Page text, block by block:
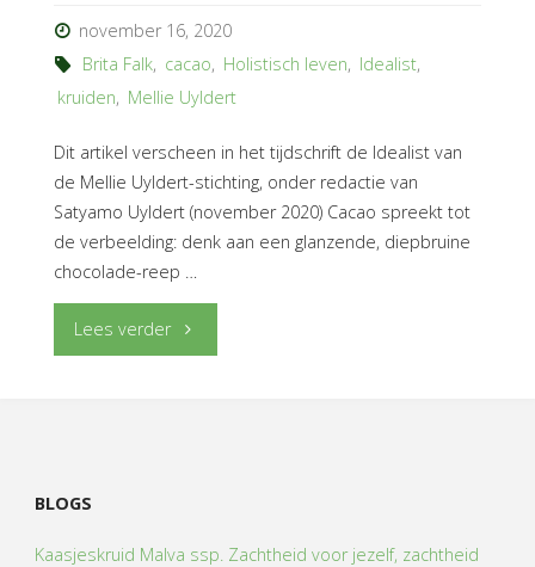
november 16, 2020
Brita Falk, cacao, Holistisch leven, Idealist,
kruiden, Mellie Uyldert
Dit artikel verscheen in het tijdschrift de Idealist van
de Mellie Uyldert-stichting, onder redactie van
Satyamo Uyldert (november 2020) Cacao spreekt tot
de verbeelding: denk aan een glanzende, diepbruine
chocolade-reep …
Lees verder"Cacao-
BLOGS
Kaasjeskruid Malva ssp. Zachtheid voor jezelf, zachtheid